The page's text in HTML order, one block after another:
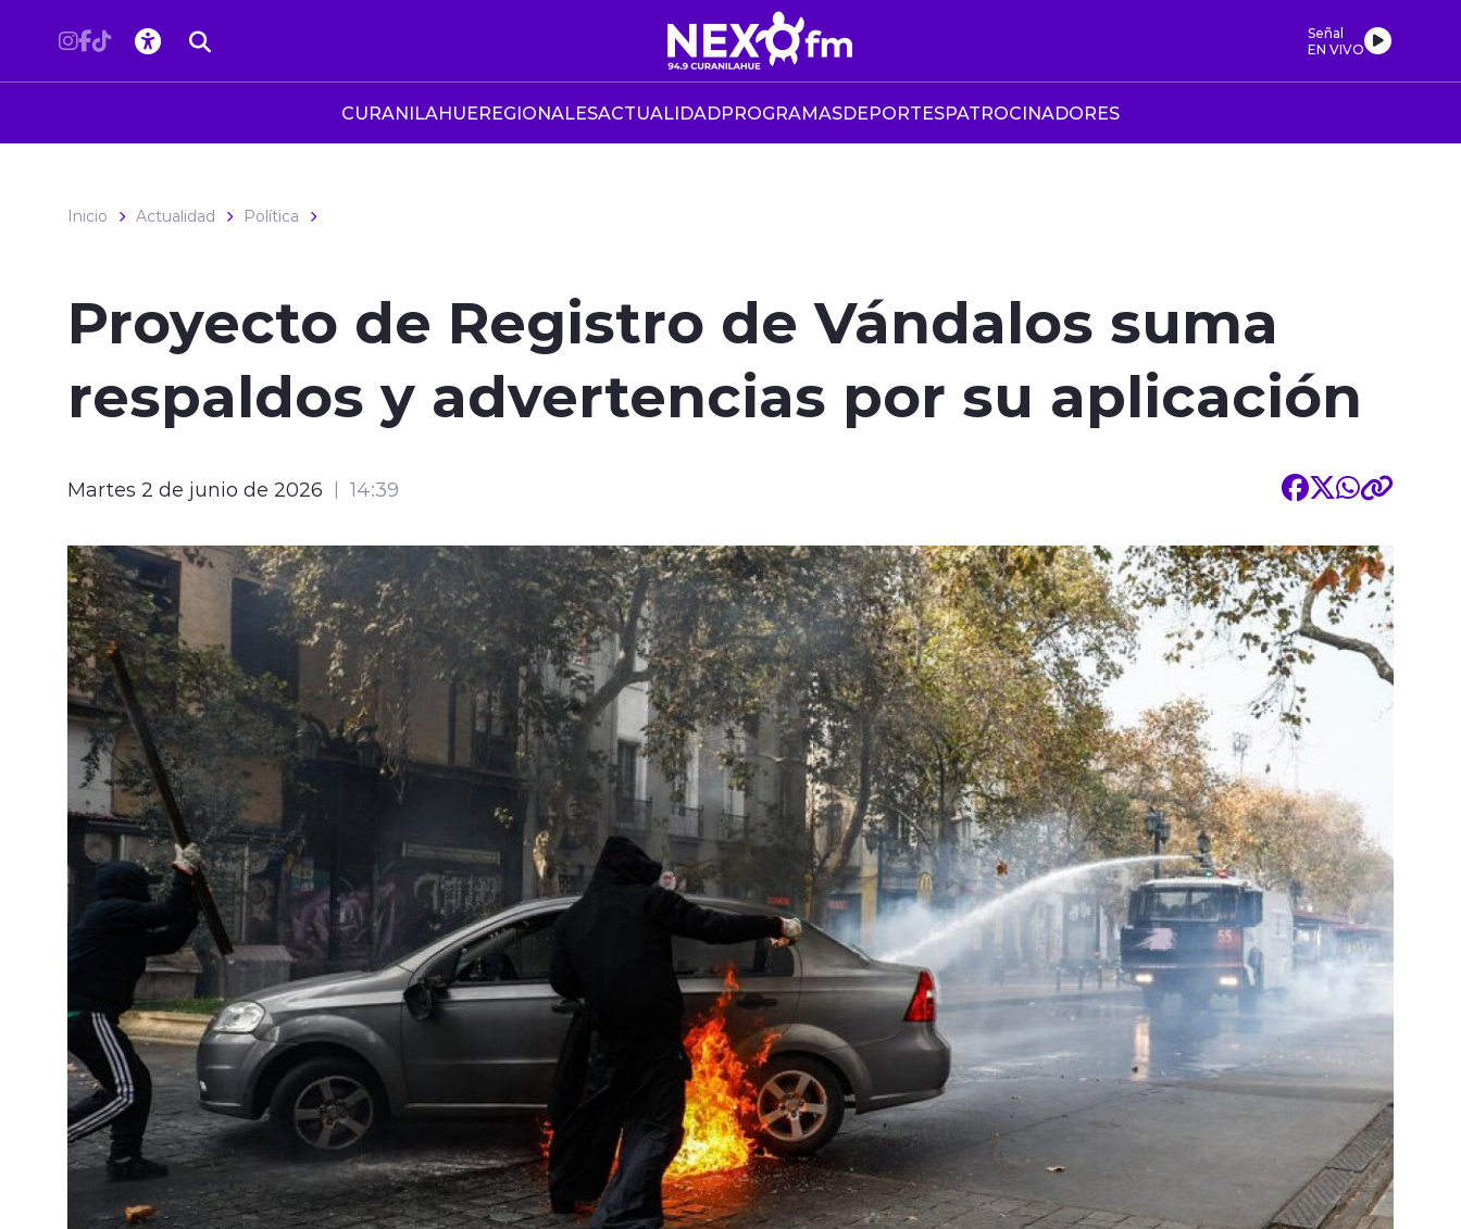
Señal
EN VIVO
CURANILAHUEREGIONALESACTUALIDADPROGRAMASDEPORTESPATROCINADORES
Inicio Actualidad Política
Proyecto de Registro de Vándalos suma
respaldos y advertencias por su aplicación
Martes 2 de junio de 2026 14:39